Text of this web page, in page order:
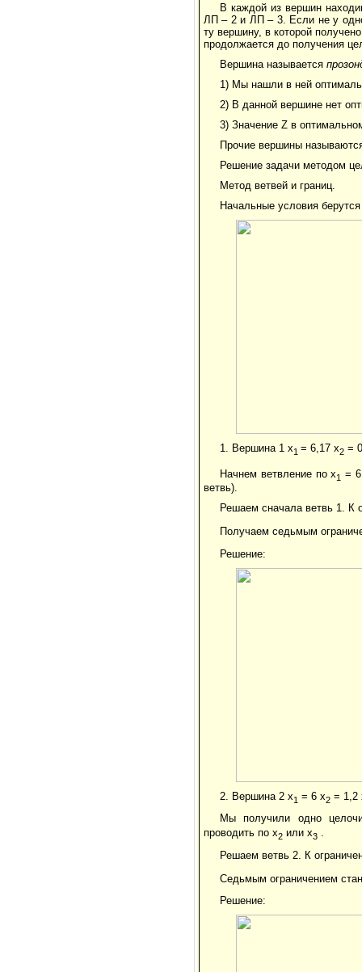
В каждой из вершин
ЛП – 2 и ЛП – 3. Если не у
ту вершину, в которой
продолжается до получения
Вершина называется
1) Мы нашли в ней
2) В данной вершине нет
3) Значение Z в
Прочие вершины
Решение задачи методом
Метод ветвей и границ.
Начальные условия
1. Вершина 1 x1 = 6,17 x2 =
Начнем ветвление по x1 =
ветвь).
Решаем сначала ветвь 1. К
Получаем седьмым
Решение:
2. Вершина 2 x1 = 6 x2 = 1,2
Мы получили одно
проводить по x2 или x3
Решаем ветвь 2. К
Седьмым ограничением
Решение: